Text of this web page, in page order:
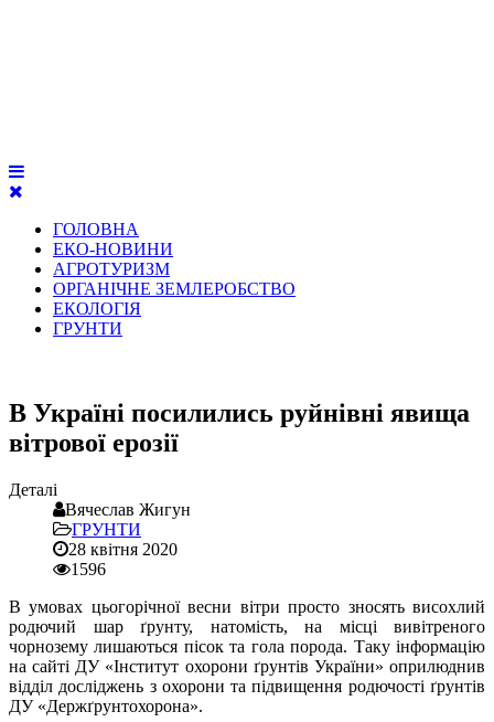
ГОЛОВНА
ЕКО-НОВИНИ
АГРОТУРИЗМ
ОРГАНІЧНЕ ЗЕМЛЕРОБСТВО
ЕКОЛОГІЯ
ГРУНТИ
В Україні посилились руйнівні явища
вітрової ерозії
Деталі
Вячеслав Жигун
ГРУНТИ
28 квітня 2020
1596
В умовах цьогорічної весни вітри просто зносять висохлий
родючий шар ґрунту, натомість, на місці вивітреного
чорнозему лишаються пісок та гола порода. Таку інформацію
на сайті ДУ «Інститут охорони ґрунтів України» оприлюднив
відділ досліджень з охорони та підвищення родючості ґрунтів
ДУ «Держґрунтохорона».